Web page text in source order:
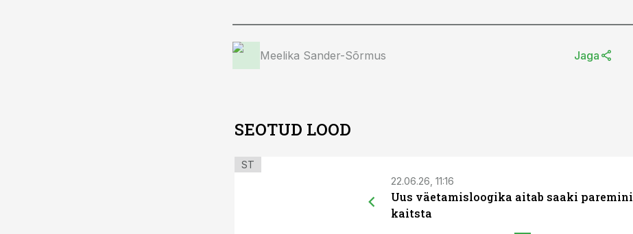
Meelika Sander-Sõrmus Jaga
SEOTUD LOOD
ST
22.06.26, 11:16
Uus väetamisloogika aitab saaki paremini
kaitsta